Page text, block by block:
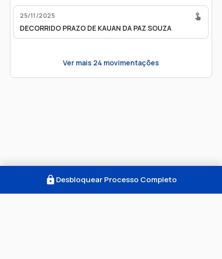
25/11/2025
DECORRIDO PRAZO DE KAUAN DA PAZ SOUZA
Ver mais 24 movimentações
Desbloquear Processo Completo